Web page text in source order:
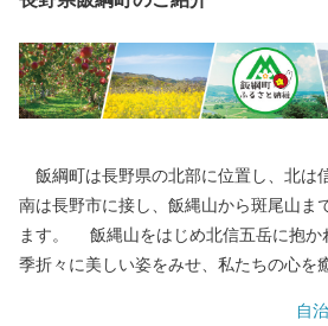
飯綱町は長野県の北部に位置し、北は
南は長野市に接し、飯縄山から斑尾山ま
ます。 飯縄山をはじめ北信五岳に抱か
季折々に美しい姿をみせ、私たちの心を
自